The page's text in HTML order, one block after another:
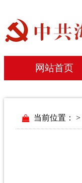
网站首页
当前位置： >